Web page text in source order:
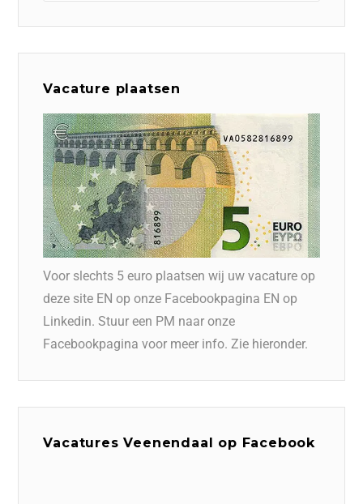
Vacature plaatsen
Voor slechts 5 euro plaatsen wij uw vacature op
deze site EN op onze Facebookpagina EN op
Linkedin. Stuur een PM naar onze
Facebookpagina voor meer info. Zie hieronder.
Vacatures Veenendaal op Facebook